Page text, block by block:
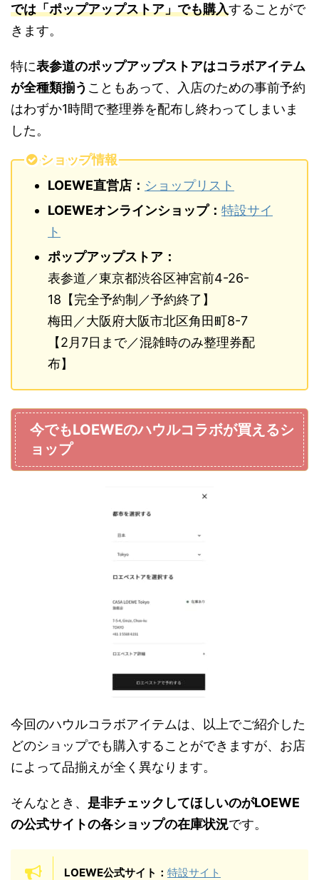
では「ポップアップストア」でも購入することがで
きます。
特に表参道のポップアップストアはコラボアイテム
が全種類揃う こともあって、入店のための事前予約
はわずか1時間で整理券を配布し終わってしまいま
した。
ショップ情報
LOEWE直営店： ショップリスト
LOEWEオンラインショップ： 特設サイ
ト
ポップアップストア：
表参道／東京都渋谷区神宮前4-26-
18【完全予約制／予約終了】
梅田／大阪府大阪市北区角田町8-7
【2月7日まで／混雑時のみ整理券配
布】
今でもLOEWEのハウルコラボが買えるシ
ョップ
今回のハウルコラボアイテムは、以上でご紹介した
どのショップでも購入することができますが、お店
によって品揃えが全く異なります。
そんなとき、 是非チェックしてほしいのがLOEWE
の公式サイトの各ショップの在庫状況です。
LOEWE公式サイト： 特設サイト